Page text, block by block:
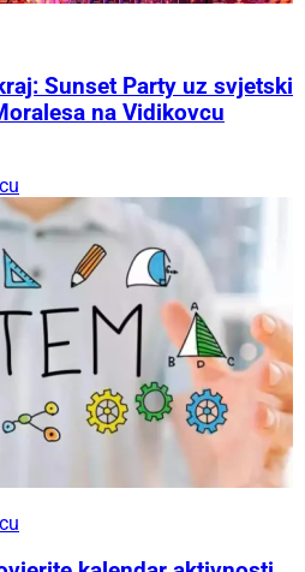
Sunset Party uz svjetski
na Vidikovcu